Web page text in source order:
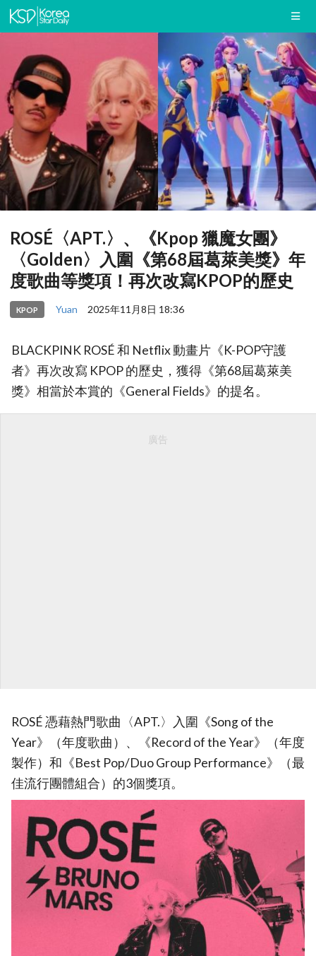
ROSÉ〈APT.〉、《Kpop 獵魔女團》
〈Golden〉入圍《第68屆葛萊美獎》年
度歌曲等獎項！再次改寫KPOP的歷史
KPOP Yuan 2025年11月8日 18:36
BLACKPINK ROSÉ 和 Netflix 動畫片《K-POP守護
者》再次改寫 KPOP 的歷史，獲得《第68屆葛萊美
獎》相當於本賞的《General Fields》的提名。
廣告
ROSÉ 憑藉熱門歌曲〈APT.〉入圍《Song of the
Year》（年度歌曲）、《Record of the Year》（年度
製作）和《Best Pop/Duo Group Performance》（最
佳流行團體組合）的3個獎項。